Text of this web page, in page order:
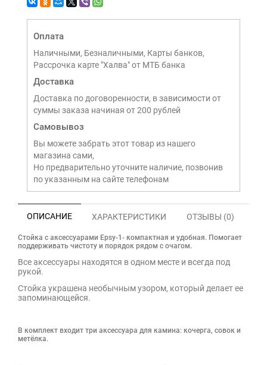
Оплата
Наличными, Безналичными, Карты банков,
Рассрочка карте "Халва" от МТБ банка
Доставка
Доставка по договоренности, в зависимости от
суммы заказа начиная от 200 рублей
Самовывоз
Вы можете забрать этот товар из нашего
магазина сами,
Но предварительно уточните наличие, позвонив
по указанным на сайте телефонам
ОПИСАНИЕ ХАРАКТЕРИСТИКИ ОТЗЫВЫ (0)
Стойка с аксессуарами Epsy-1- компактная и удобная. Помогает
поддерживать чистоту и порядок рядом с очагом.
Все аксессуары находятся в одном месте и всегда под
рукой.
Стойка украшена необычным узором, который делает ее
запоминающейся.
В комплект входит три аксессуара для камина: кочерга, совок и
метёлка.